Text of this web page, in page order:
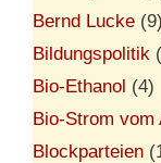
Bernd Lucke (9)
Bildungspolitik
Bio-Ethanol (4)
Bio-Strom vom
Blockparteien